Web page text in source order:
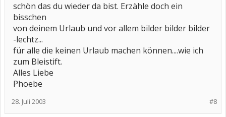
schön das du wieder da bist. Erzähle doch ein
bisschen
von deinem Urlaub und vor allem bilder bilder bilder
-lechtz...
für alle die keinen Urlaub machen können....wie ich
zum Bleistift.
Alles Liebe
Phoebe
#8
28. Juli 2003